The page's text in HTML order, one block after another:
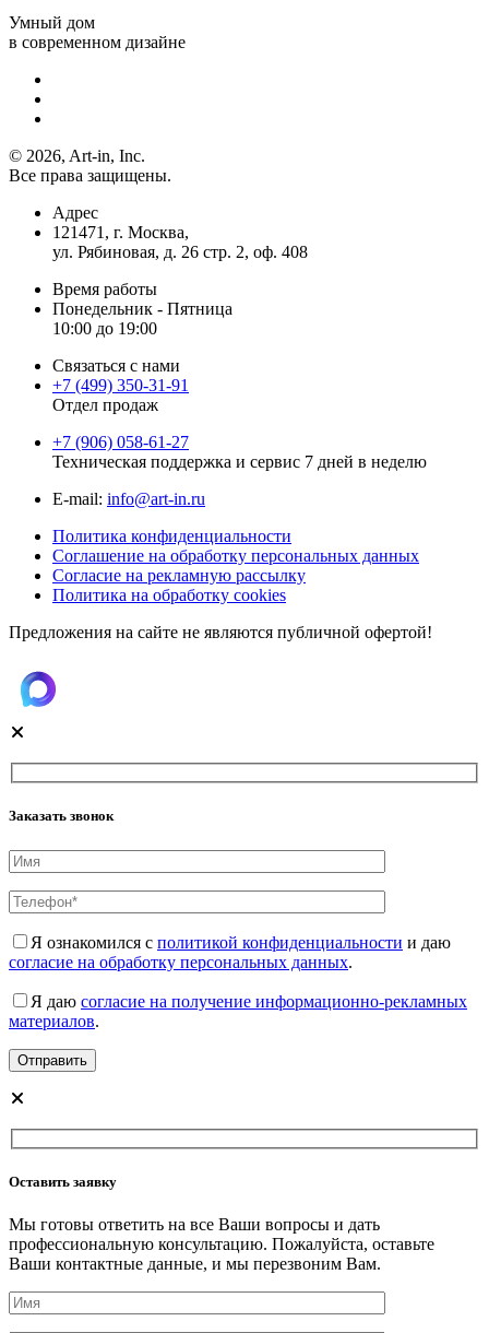
Умный дом
в современном дизайне
© 2026, Art-in, Inc.
Все права защищены.
Адрес
121471, г. Москва,
ул. Рябиновая, д. 26 стр. 2, оф. 408
Время работы
Понедельник - Пятница
10:00 до 19:00
Связаться с нами
+7 (499) 350-31-91
Отдел продаж
+7 (906) 058-61-27
Техническая поддержка и сервис 7 дней в неделю
Е-mail: info@art-in.ru
Политика конфиденциальности
Соглашение на обработку персональных данных
Согласие на рекламную рассылку
Политика на обработку cookies
Предложения на сайте не являются публичной офертой!
Заказать звонок
Я ознакомился с политикой конфиденциальности и даю
согласие на обработку персональных данных.
Я даю согласие на получение информационно-рекламных
материалов.
Оставить заявку
Мы готовы ответить на все Ваши вопросы и дать
профессиональную консультацию. Пожалуйста, оставьте
Ваши контактные данные, и мы перезвоним Вам.